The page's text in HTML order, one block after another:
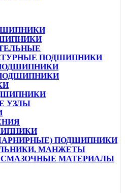
ПОДШИПНИКИ
УЗЛЫ
ПОДШИПНИКИ
МАНЖЕТЫ
МАТЕРИАЛЫ